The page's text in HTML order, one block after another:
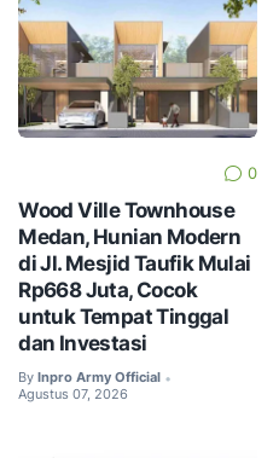
0
Wood Ville Townhouse
Medan, Hunian Modern
di Jl. Mesjid Taufik Mulai
Rp668 Juta, Cocok
untuk Tempat Tinggal
dan Investasi
By Inpro Army Official •
Agustus 07, 2026